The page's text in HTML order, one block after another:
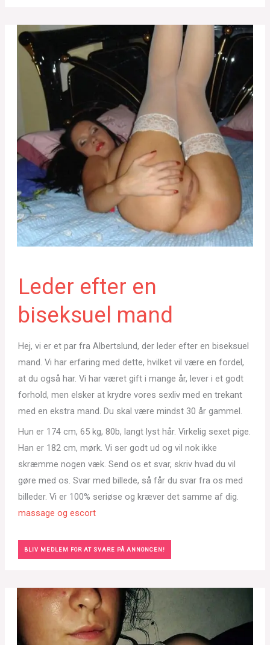
Leder efter en
biseksuel mand
Hej, vi er et par fra Albertslund, der leder efter en biseksuel
mand. Vi har erfaring med dette, hvilket vil være en fordel,
at du også har. Vi har været gift i mange år, lever i et godt
forhold, men elsker at krydre vores sexliv med en trekant
med en ekstra mand. Du skal være mindst 30 år gammel.
Hun er 174 cm, 65 kg, 80b, langt lyst hår. Virkelig sexet pige.
Han er 182 cm, mørk. Vi ser godt ud og vil nok ikke
skræmme nogen væk. Send os et svar, skriv hvad du vil
gøre med os. Svar med billede, så får du svar fra os med
billeder. Vi er 100% seriøse og kræver det samme af dig.
massage og escort
BLIV MEDLEM FOR AT SVARE PÅ ANNONCEN!